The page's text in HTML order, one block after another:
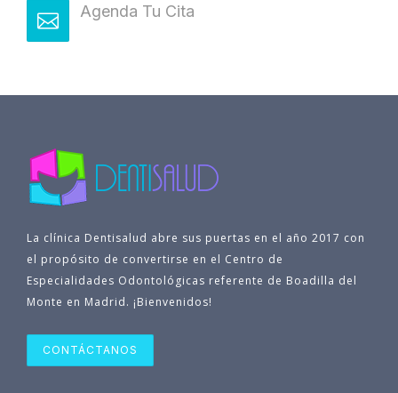
Agenda Tu Cita
La clínica Dentisalud abre sus puertas en el año 2017 con
el propósito de convertirse en el Centro de
Especialidades Odontológicas referente de Boadilla del
Monte en Madrid. ¡Bienvenidos!
CONTÁCTANOS